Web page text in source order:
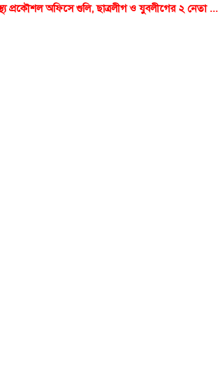
মুন্সিগঞ্জে জনস্বাস্থ্য প্রকৌশল অফিসে গুলি, ছাত্রলীগ ও যুবলীগের ২ নেতা আটক